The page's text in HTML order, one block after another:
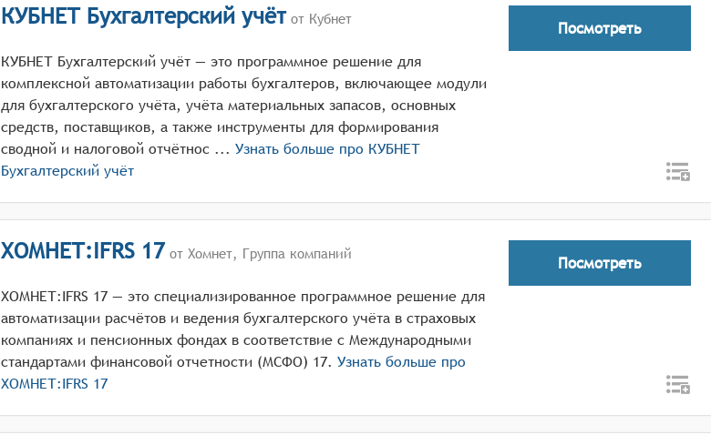
КУБНЕТ Бухгалтерский учётот Кубнет
КУБНЕТ Бухгалтерский учёт — это программное решение для
комплексной автоматизации работы бухгалтеров, включающее модули
для бухгалтерского учёта, учёта материальных запасов, основных
средств, поставщиков, а также инструменты для формирования
сводной и налоговой отчётнос ... Узнать больше про КУБНЕТ
Бухгалтерский учёт
Посмотреть
ХОМНЕТ:IFRS 17 от Хомнет, Группа компаний
ХОМНЕТ:IFRS 17 — это специализированное программное решение для
автоматизации расчётов и ведения бухгалтерского учёта в страховых
компаниях и пенсионных фондах в соответствие с Международными
стандартами финансовой отчетности (МСФО) 17. Узнать больше про
ХОМНЕТ:IFRS 17
Посмотреть